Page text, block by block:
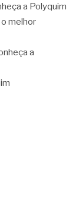
a Polyquim
melhor
a